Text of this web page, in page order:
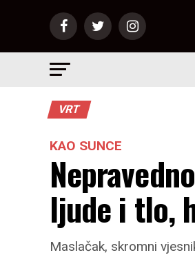
VRT
KAO SUNCE
ljude i tlo,
Maslačak, skromni